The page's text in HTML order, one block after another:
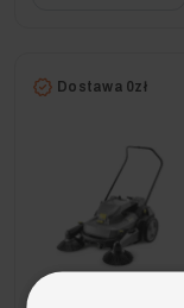
Dostawa 0zł